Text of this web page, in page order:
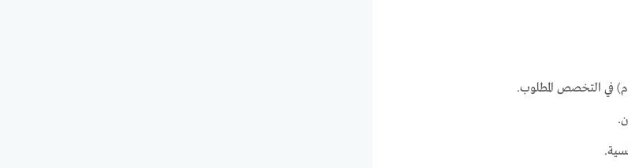
في التخصص المطلوب.